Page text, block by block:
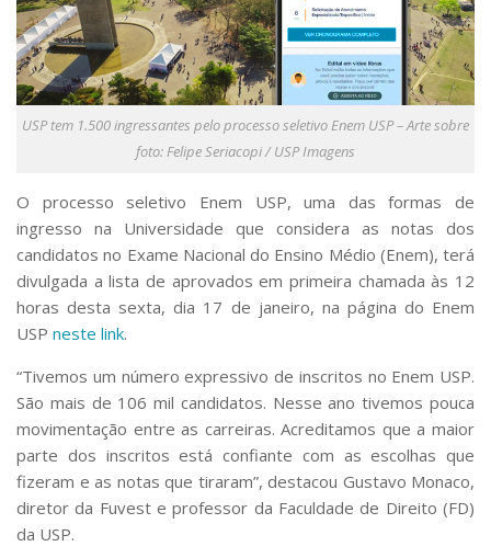
Extensão à Comunidade
Projetos, Programas e Cursos
Artes, Cultura e Esportes
Museus e Espaços Interativos
Serviços
Bibliotecas
Segurança, Trânsito e Prevenção
RH, Administrativo e Financeiro
Outros serviços
Comunicação
Assessorias e Mídias
Aplicativos e Sites
Jornal da USP
Agenda de Eventos
Defesa de Teses
USP tem 1.500 ingressantes pelo processo seletivo Enem USP – Arte sobre
foto: Felipe Seriacopi / USP Imagens
O processo seletivo Enem USP, uma das formas de
ingresso na Universidade que considera as notas dos
candidatos no Exame Nacional do Ensino Médio (Enem), terá
divulgada a lista de aprovados em primeira chamada às 12
horas desta sexta, dia 17 de janeiro, na página do Enem
USP neste link.
“Tivemos um número expressivo de inscritos no Enem USP.
São mais de 106 mil candidatos. Nesse ano tivemos pouca
movimentação entre as carreiras. Acreditamos que a maior
parte dos inscritos está confiante com as escolhas que
fizeram e as notas que tiraram”, destacou Gustavo Monaco,
diretor da Fuvest e professor da Faculdade de Direito (FD)
da USP.